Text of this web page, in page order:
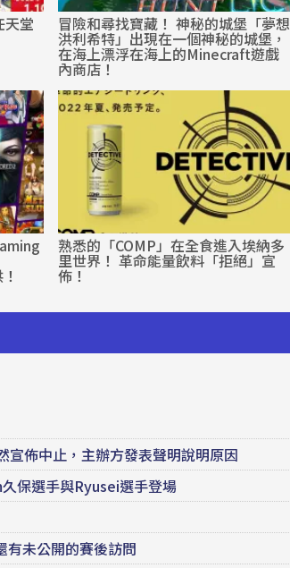
天堂 冒險和尋找寶藏！ 神秘的城堡「夢想
洪利希特」出現在一個神秘的城堡，
在海上漂浮在海上的Minecraft遊戲
內商店！
熟悉的「COMP」在全食進入埃納多
里世界！ 革命能量飲料「拒絕」宣
佈！
佈中止，主辦方發表聲明說明原因
保選手與Ryusei選手登場
有未公開的賽後訪問